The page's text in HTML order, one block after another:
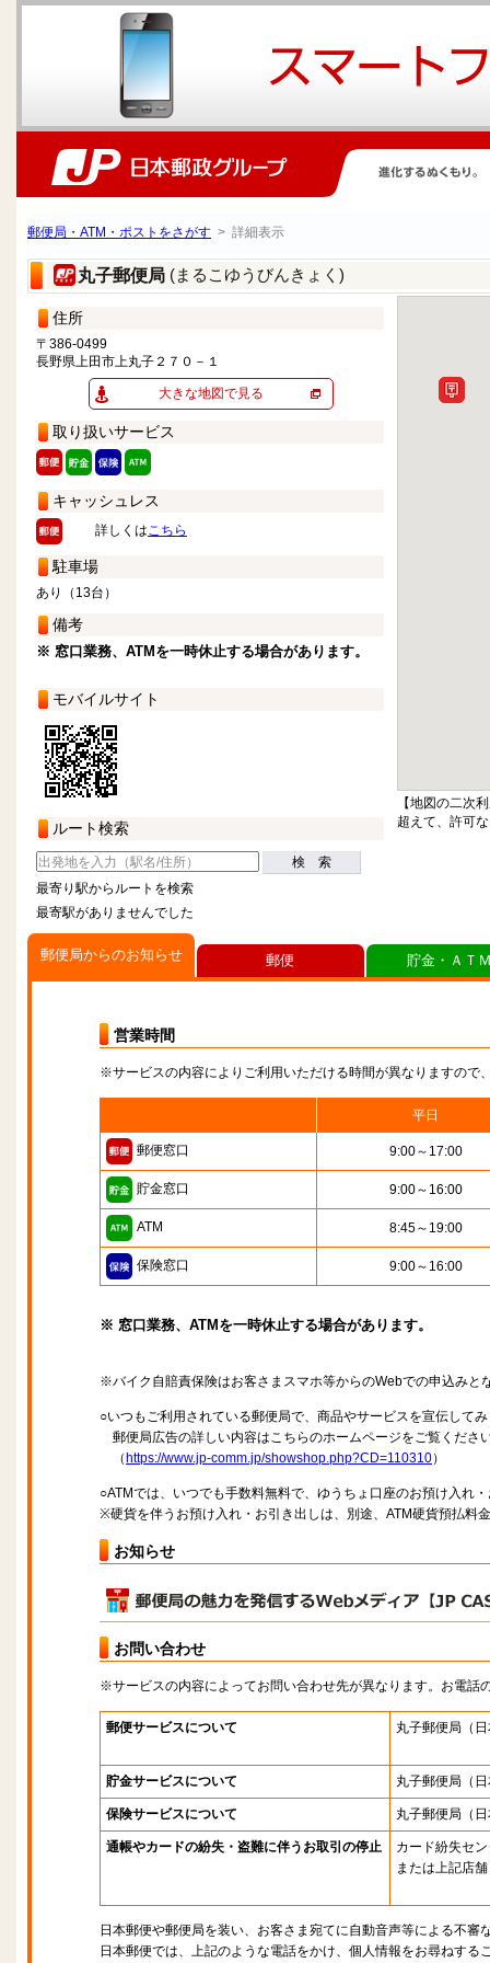
郵便局・ATM・ポストをさがす > 詳細表示
丸子郵便局 (まるこゆうびんきょく)
住所
〒386-0499
長野県上田市上丸子２７０－１
大きな地図で見る
取り扱いサービス
キャッシュレス
詳しくはこちら
駐車場
あり（13台）
備考
※ 窓口業務、ATMを一時休止する場合があります。
モバイルサイト
ルート検索
検 索
最寄り駅からルートを検索
最寄駅がありませんでした
【地図の二次
超えて、許可
郵便局からのお知らせ
営業時間
※サービスの内容によりご利用いただける時間が異なりますので
平日
郵便窓口 9:00～17:00
貯金窓口 9:00～16:00
ATM 8:45～19:00
保険窓口 9:00～16:00
※ 窓口業務、ATMを一時休止する場合があります。
※バイク自賠責保険はお客さまスマホ等からのWebでの申込みと
○いつもご利用されている郵便局で、商品やサービスを宣伝して
郵便局広告の詳しい内容はこちらのホームページをご覧くださ
（ https://www.jp-comm.jp/showshop.php?CD=110310）
○ATMでは、いつでも手数料無料で、ゆうちょ口座のお預け入れ
※硬貨を伴うお預け入れ・お引き出しは、別途、ATM硬貨預払料
お知らせ
お問い合わせ
※サービスの内容によってお問い合わせ先が異なります。お電話
郵便サービスについて 丸子郵便局 （
貯金サービスについて 丸子郵便局 （
保険サービスについて 丸子郵便局 （
通帳やカードの紛失・盗難に伴うお取引の停止
カード紛失セ
または上記店舗
日本郵便や郵便局を装い、お客さま宛てに自動音声等による不審
日本郵便では、上記のような電話をかけ、個人情報をお尋ねする
郵便 貯金・ＡＴ